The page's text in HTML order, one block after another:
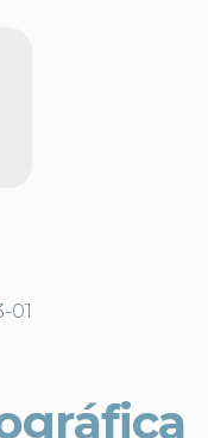
01